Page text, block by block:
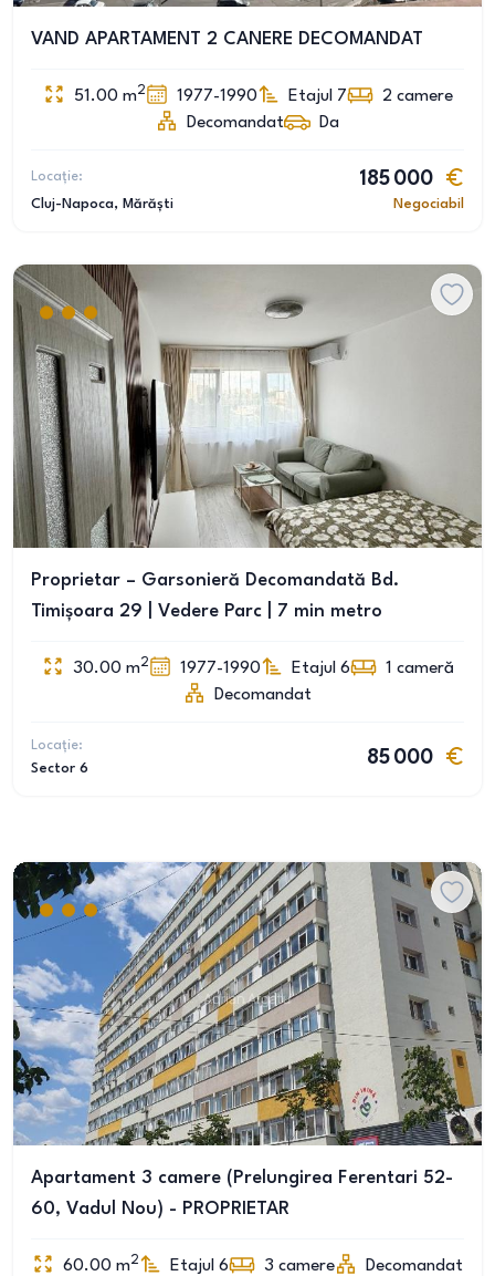
VAND APARTAMENT 2 CANERE DECOMANDAT
51.00 m2 1977-1990 Etajul 7 2 camere
Decomandat
Da
Locație:
Cluj-Napoca, Mărăști
185 000
Negociabil
Proprietar – Garsonieră Decomandată Bd.
Timișoara 29 | Vedere Parc | 7 min metro
30.00 m2 1977-1990 Etajul 6 1 cameră
Decomandat
Locație:
Sector 6
85 000
Apartament 3 camere (Prelungirea Ferentari 52-
60, Vadul Nou) - PROPRIETAR
60.00 m2 Etajul 6 3 camere Decomandat